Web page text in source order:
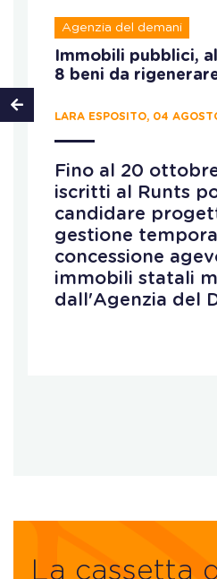
Agenzia del demani
Immobili pubblici,
8 beni da
LARA ESPOSITO, 04
Fino al 20
iscritti al Runts
candidare
gestione
concessione
immobili statali
dall'Agenzia del
La cassetta